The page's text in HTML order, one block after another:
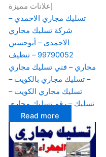
إعلانات مميزة
تسليك مجاري الاحمدي –
شركة تسليك مجاري
الاحمدي – أبوحسين
99790052 – تنظيف
مجاري – فني تسليك مجاري
– تسليك مجاري بالكويت –
تسليك مجاري الكويت –
تسليك – رقم تسليك مجاري
Read more